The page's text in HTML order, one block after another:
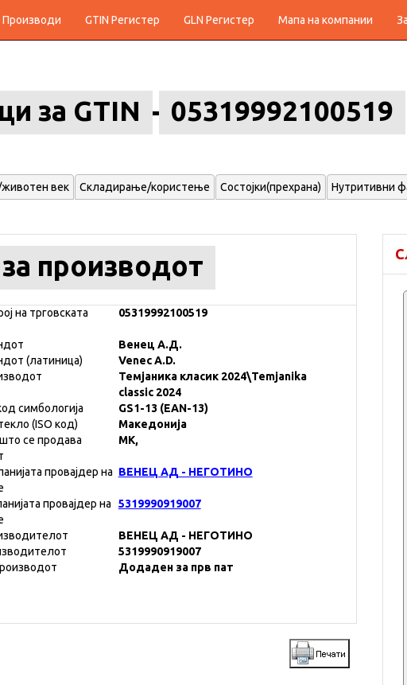
Производи GTIN Регистер GLN Регистер Мапа на компании
за GTIN 05319992100519
век Складирање/користење Состојки(прехрана) Нутритивни
производот
на трговската
05319992100519
Венец А.Д.
(латиница)
Venec A.D.
Темјаника класик 2024\Temjanika
classic 2024
симбологија
GS1-13 (EAN-13)
(ISO код)
Македонија
се продава
MK,
провајдер на ВЕНЕЦ АД - НЕГОТИНО
провајдер на
5319990919007
ВЕНЕЦ АД - НЕГОТИНО
5319990919007
Додаден за прв пат